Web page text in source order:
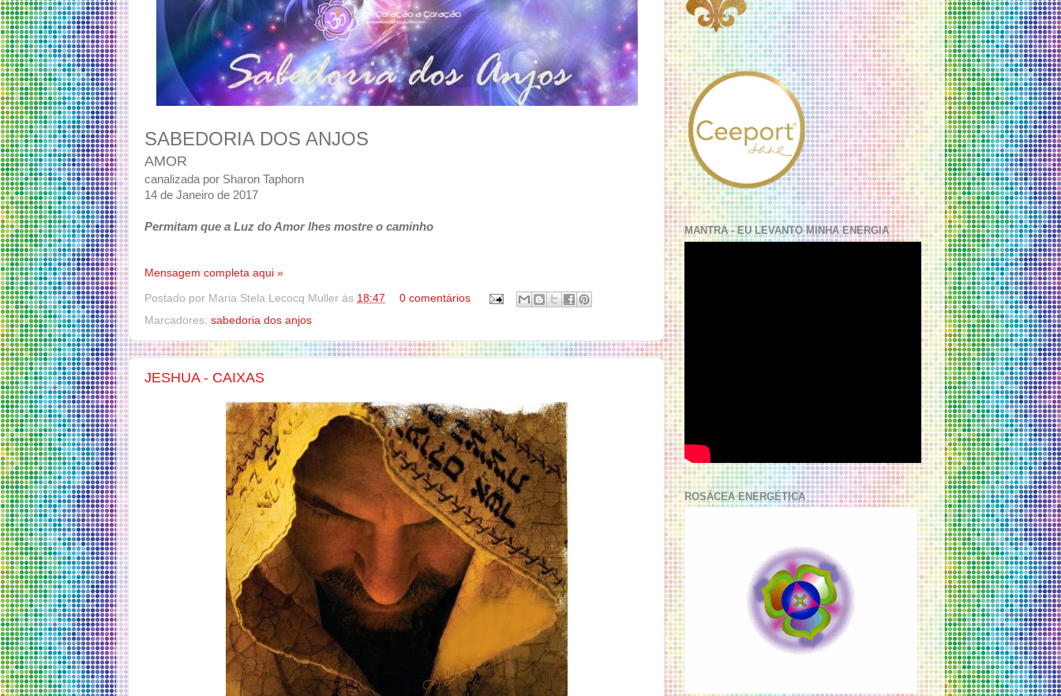
SABEDORIA DOS ANJOS
AMOR
canalizada por Sharon Taphorn
14 de Janeiro de 2017
Permitam que a Luz do Amor lhes mostre o caminho
Mensagem completa aqui »
Postado por Maria Stela Lecocq Muller às 18:47
0 comentários
Marcadores: sabedoria dos anjos
JESHUA - CAIXAS
MANTRA - EU LEVANTO MINHA ENERGIA
ROSÁCEA ENERGÉTICA